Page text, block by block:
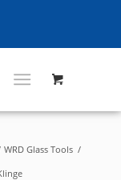
WRD Glass Tools /